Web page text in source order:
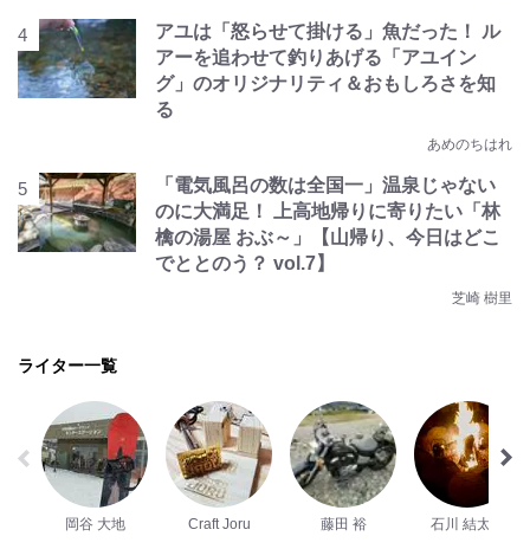
アユは「怒らせて掛ける」魚だった！ ル
アーを追わせて釣りあげる「アユイン
グ」のオリジナリティ＆おもしろさを知
る
あめのちはれ
「電気風呂の数は全国一」温泉じゃない
のに大満足！ 上高地帰りに寄りたい「林
檎の湯屋 おぶ～」【山帰り、今日はどこ
でととのう？ vol.7】
芝崎 樹里
ライター一覧
岡谷 大地 Craft Joru 藤田 裕 石川 結太郎